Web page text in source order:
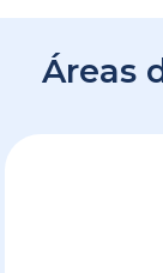
Áreas